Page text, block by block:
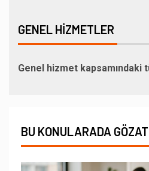
GENEL HIZMETLER
Genel hizmet kapsamındaki
BU KONULARADA GÖZAT